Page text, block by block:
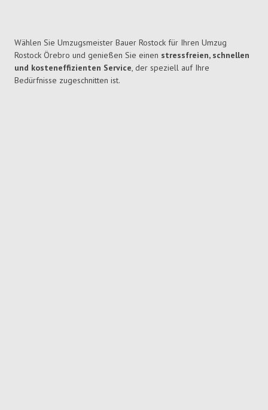
Wählen Sie Umzugsmeister Bauer Rostock für Ihren Umzug
Rostock Örebro und genießen Sie einen stressfreien, schnellen
und kosteneffizienten Service, der speziell auf Ihre
Bedürfnisse zugeschnitten ist.